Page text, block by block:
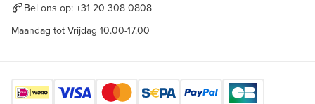
Bel ons op: +31 20 308 0808
Maandag tot Vrijdag 10.00-17.00